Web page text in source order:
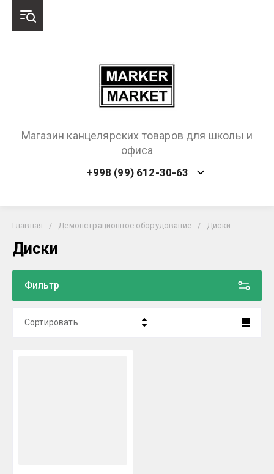
Магазин канцелярских товаров для школы и
офиса
+998 (99) 612-30-63
Главная / Демонстрационное оборудование / Диски
Диски
Фильтр
Сортировать